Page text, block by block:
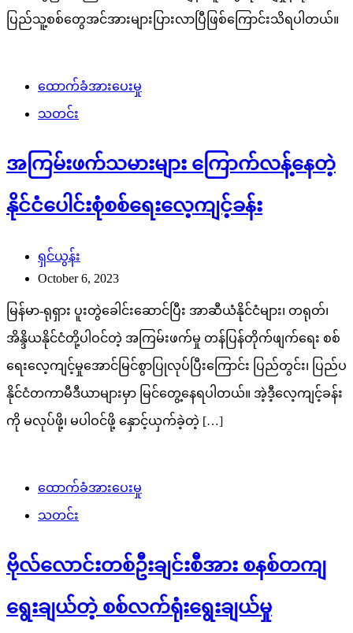
ပြည်သူ့စစ်တွေအင်အားများပြားလာပြီဖြစ်ကြောင်းသိရပါတယ်။
ထောက်ခံအားပေးမှု
သတင်း
အကြမ်းဖက်သမားများ ကြောက်လန့်နေတဲ့
နိုင်ငံပေါင်းစုံစစ်ရေးလေ့ကျင့်ခန်း
ရှင်ယွန်း
October 6, 2023
မြန်မာ-ရုရှား ပူးတွဲခေါင်းဆောင်ပြီး အာဆီယံနိုင်ငံများ၊ တရုတ်၊
အိန္ဒိယနိုင်ငံတို့ပါဝင်တဲ့ အကြမ်းဖက်မှု တန်ပြန်တိုက်ဖျက်ရေး စစ်
ရေးလေ့ကျင့်မှုအောင်မြင်စွာပြုလုပ်ပြီးကြောင်း ပြည်တွင်း၊ ပြည်ပ
နိုင်ငံတကာမီဒီယာများမှာ မြင်တွေ့နေရပါတယ်။ အဲ့ဒီ့လေ့ကျင့်ခန်း
ကို မလုပ်ဖို့၊ မပါဝင်ဖို့ နှောင့်ယှက်ခဲ့တဲ့ […]
ထောက်ခံအားပေးမှု
သတင်း
ဗိုလ်လောင်းတစ်ဦးချင်းစီအား စနစ်တကျ
ရွေးချယ်တဲ့ စစ်လက်ရုံးရွေးချယ်မှု